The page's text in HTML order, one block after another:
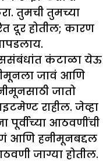
तुमची तुमच्या
दूर होतील; कारण
कंटाळा येऊ
जावं आणि
जातो
राहील. जेव्हा
पूर्वीच्या आठवणींची
आणि हनीमूनबद्दल
जाग्या होतील.